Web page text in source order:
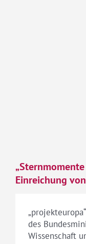
Einreichung
des
Wissenschaft